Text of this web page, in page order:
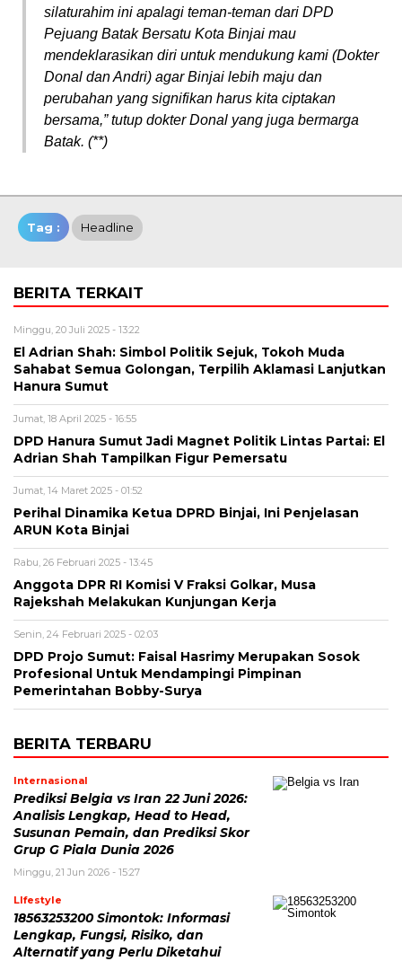
silaturahim ini apalagi teman-teman dari DPD
Pejuang Batak Bersatu Kota Binjai mau
mendeklarasikan diri untuk mendukung kami (Dokter
Donal dan Andri) agar Binjai lebih maju dan
perubahan yang signifikan harus kita ciptakan
bersama,” tutup dokter Donal yang juga bermarga
Batak. (**)
Tag : Headline
BERITA TERKAIT
Minggu, 20 Juli 2025 - 13:22
El Adrian Shah: Simbol Politik Sejuk, Tokoh Muda
Sahabat Semua Golongan, Terpilih Aklamasi Lanjutkan
Hanura Sumut
Jumat, 18 April 2025 - 16:55
DPD Hanura Sumut Jadi Magnet Politik Lintas Partai: El
Adrian Shah Tampilkan Figur Pemersatu
Jumat, 14 Maret 2025 - 01:52
Perihal Dinamika Ketua DPRD Binjai, Ini Penjelasan
ARUN Kota Binjai
Rabu, 26 Februari 2025 - 13:45
Anggota DPR RI Komisi V Fraksi Golkar, Musa
Rajekshah Melakukan Kunjungan Kerja
Senin, 24 Februari 2025 - 02:03
DPD Projo Sumut: Faisal Hasrimy Merupakan Sosok
Profesional Untuk Mendampingi Pimpinan
Pemerintahan Bobby-Surya
BERITA TERBARU
Internasional
Prediksi Belgia vs Iran 22 Juni 2026:
Analisis Lengkap, Head to Head,
Susunan Pemain, dan Prediksi Skor
Grup G Piala Dunia 2026
Minggu, 21 Jun 2026 - 15:27
LIfestyle
18563253200 Simontok: Informasi
Lengkap, Fungsi, Risiko, dan
Alternatif yang Perlu Diketahui